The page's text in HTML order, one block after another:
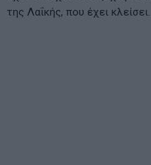
της Λαΐκής, που έχει κλείσει.